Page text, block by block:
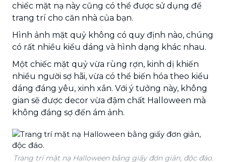
chiếc mặt nạ này cũng có thể được sử dụng để
trang trí cho căn nhà của bạn.
Hình ảnh mặt quỷ không có quy định nào, chúng
có rất nhiều kiểu dáng và hình dạng khác nhau.
Một chiếc mặt quỷ vừa rùng rợn, kinh dị khiến
nhiều người sợ hãi, vừa có thể biến hóa theo kiểu
dáng đáng yêu, xinh xắn. Với ý tưởng này, không
gian sẽ được decor vừa đậm chất Halloween mà
không đáng sợ đến ám ảnh.
Trang trí mặt nạ Halloween bằng giấy đơn giản, độc đáo.